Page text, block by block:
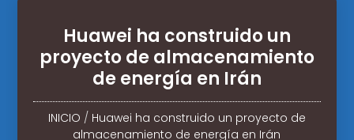
Huawei ha construido un
proyecto de almacenamiento
de energía en Irán
INICIO / Huawei ha construido un proyecto de
almacenamiento de energía en Irán